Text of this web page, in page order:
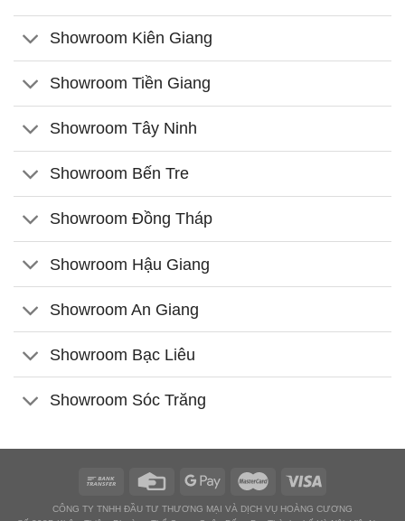
Showroom Kiên Giang
Showroom Tiền Giang
Showroom Tây Ninh
Showroom Bến Tre
Showroom Đồng Tháp
Showroom Hậu Giang
Showroom An Giang
Showroom Bạc Liêu
Showroom Sóc Trăng
CÔNG TY TNHH ĐẦU TƯ THƯƠNG MẠI VÀ DỊCH VỤ HOÀNG CƯƠNG